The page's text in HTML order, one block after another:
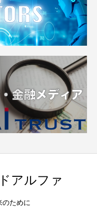
アルファ
のために